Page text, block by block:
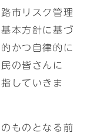
市リスク管理
本方針に基づ
かつ自律的に
の皆さんに
していきま
ものとなる前